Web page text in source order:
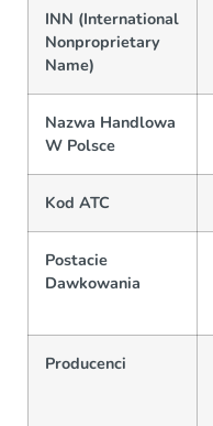
INN (International
Nonproprietary
Name)
Nazwa Handlowa
W Polsce
Kod ATC
Postacie
Dawkowania
Producenci